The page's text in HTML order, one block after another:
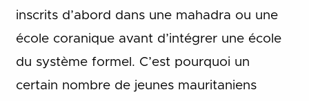
inscrits d’abord dans une mahadra ou une
école coranique avant d’intégrer une école
du système formel. C’est pourquoi un
certain nombre de jeunes mauritaniens